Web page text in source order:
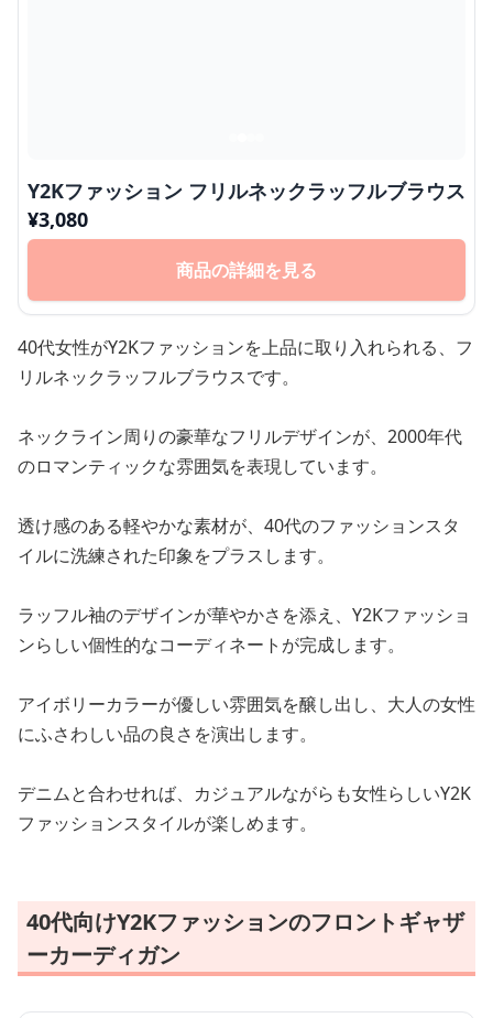
Y2Kファッション フリルネックラッフルブラウス
¥3,080
商品の詳細を見る
40代女性がY2Kファッションを上品に取り入れられる、フ
リルネックラッフルブラウスです。
ネックライン周りの豪華なフリルデザインが、2000年代
のロマンティックな雰囲気を表現しています。
透け感のある軽やかな素材が、40代のファッションスタ
イルに洗練された印象をプラスします。
ラッフル袖のデザインが華やかさを添え、Y2Kファッショ
ンらしい個性的なコーディネートが完成します。
アイボリーカラーが優しい雰囲気を醸し出し、大人の女性
にふさわしい品の良さを演出します。
デニムと合わせれば、カジュアルながらも女性らしいY2K
ファッションスタイルが楽しめます。
40代向けY2Kファッションのフロントギャザ
ーカーディガン